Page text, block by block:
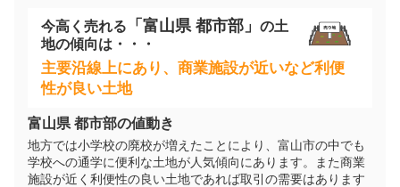
今高く売れる 「 富山県 都市部」 の土
地の傾向は・・・
主要沿線上にあり、商業施設が近いなど利便
性が良い土地
富山県 都市部の値動き
地方では小学校の廃校が増えたことにより、富山市の中でも
学校への通学に便利な土地が人気傾向にあります。また商業
施設が近く利便性の良い土地であれば取引の需要はあります